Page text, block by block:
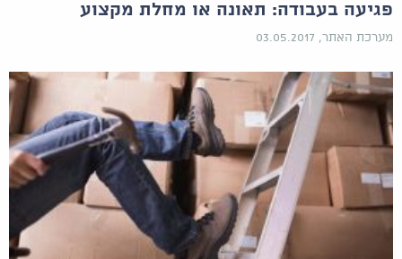
פגיעה בעבודה: תאונה או מחלת מקצוע
מערכת האתר, 03.05.2017